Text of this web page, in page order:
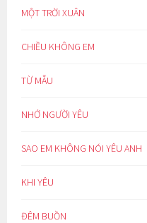
MỘT TRỜI XUÂN
CHIỀU KHÔNG EM
TỪ MẪU
NHỚ NGƯỜI YÊU
SAO EM KHÔNG NÓI YÊU ANH
KHI YÊU
ĐÊM BUỒN